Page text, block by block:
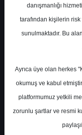
Getiri
0
danışmanlığı
tarafından kişilerin
sunulmaktadır. Bu
Ayrıca üye olan herkes
okumuş ve kabul
platformumuz yetkili
zorunlu şartlar ve resmi